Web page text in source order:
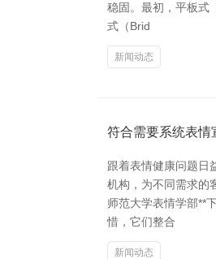
稳固。最初，平板式
式（Brid
新闻动态
符合需要系统表情
跟着表情健康问题日
机构，为不同需求的
师范大学表情学部**
惜，它们整合
新闻动态